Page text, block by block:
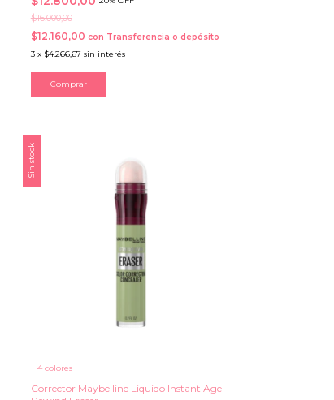
$16.000,00
$12.160,00 con Transferencia o depósito
3 x $4.266,67 sin interés
Comprar
Sin stock
4 colores
Corrector Maybelline Liquido Instant Age